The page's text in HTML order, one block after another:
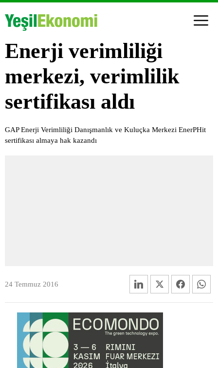
Enerji verimliliği
merkezi, verimlilik
sertifikası aldı
GAP Enerji Verimliliği Danışmanlık ve Kuluçka Merkezi EnerPHit
sertifikası almaya hak kazandı
24 Temmuz 2016